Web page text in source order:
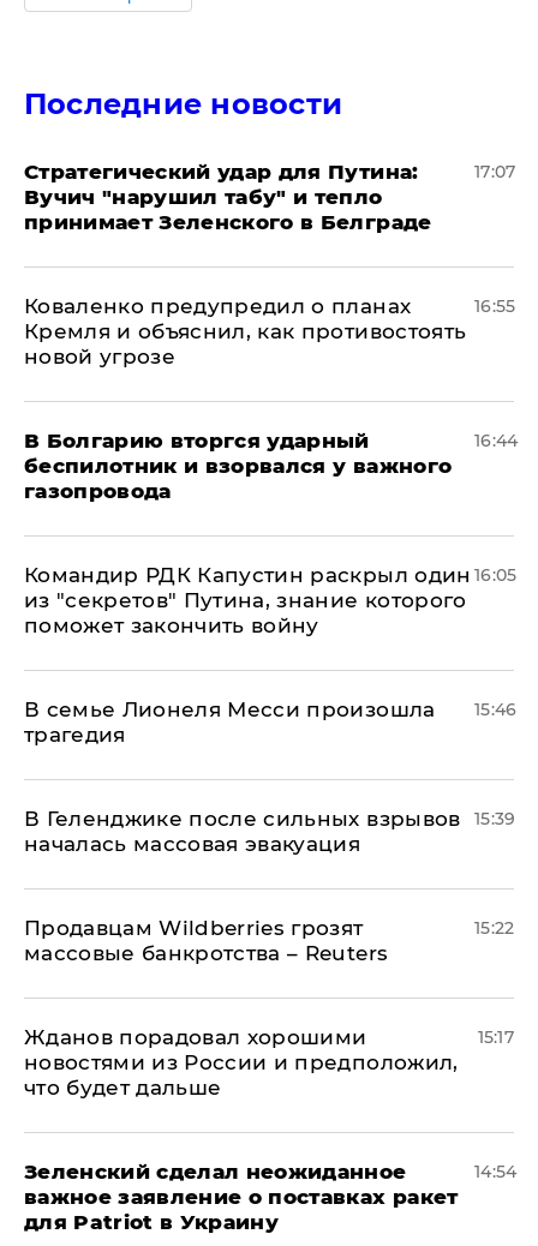
Последние новости
Стратегический удар для Путина:
Вучич "нарушил табу" и тепло
принимает Зеленского в Белграде
17:07
Коваленко предупредил о планах
Кремля и объяснил, как противостоять
новой угрозе
16:55
В Болгарию вторгся ударный
беспилотник и взорвался у важного
газопровода
16:44
Командир РДК Капустин раскрыл один
из "секретов" Путина, знание которого
поможет закончить войну
16:05
В семье Лионеля Месси произошла
трагедия
15:46
В Геленджике после сильных взрывов
началась массовая эвакуация
15:39
Продавцам Wildberries грозят
массовые банкротства – Reuters
15:22
Жданов порадовал хорошими
новостями из России и предположил,
что будет дальше
15:17
Зеленский сделал неожиданное
важное заявление о поставках ракет
для Patriot в Украину
14:54